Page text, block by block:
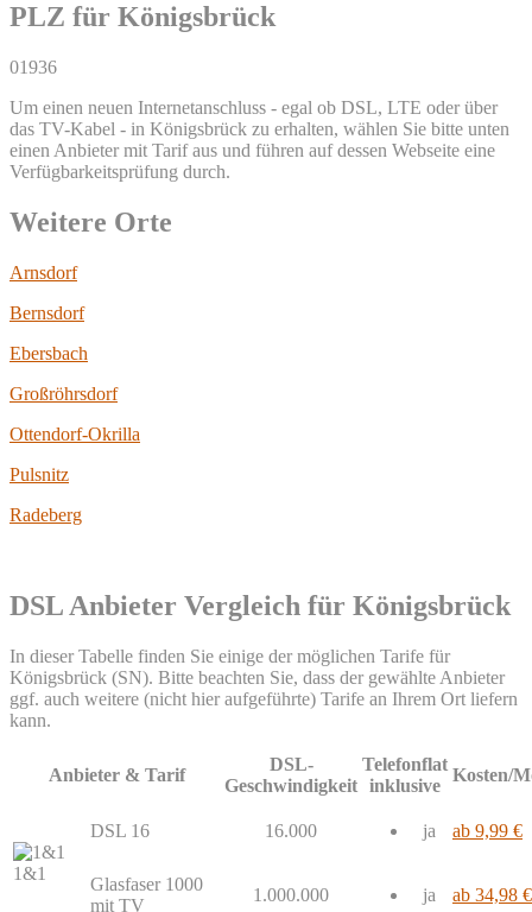
PLZ für Königsbrück
01936
Um einen neuen Internetanschluss - egal ob DSL, LTE oder über
das TV-Kabel - in Königsbrück zu erhalten, wählen Sie bitte unten
einen Anbieter mit Tarif aus und führen auf dessen Webseite eine
Verfügbarkeitsprüfung durch.
Weitere Orte
Arnsdorf
Bernsdorf
Ebersbach
Großröhrsdorf
Ottendorf-Okrilla
Pulsnitz
Radeberg
DSL Anbieter Vergleich für Königsbrück
In dieser Tabelle finden Sie einige der möglichen Tarife für
Königsbrück (SN). Bitte beachten Sie, dass der gewählte Anbieter
ggf. auch weitere (nicht hier aufgeführte) Tarife an Ihrem Ort liefern
kann.
Anbieter & Tarif
DSL-
Geschwindigkeit
Telefonflat
inklusive
Kosten/
1&1
DSL 16 16.000 ja ab 9,99 €
Glasfaser 1000
mit TV
1.000.000 ja ab 34,98 €